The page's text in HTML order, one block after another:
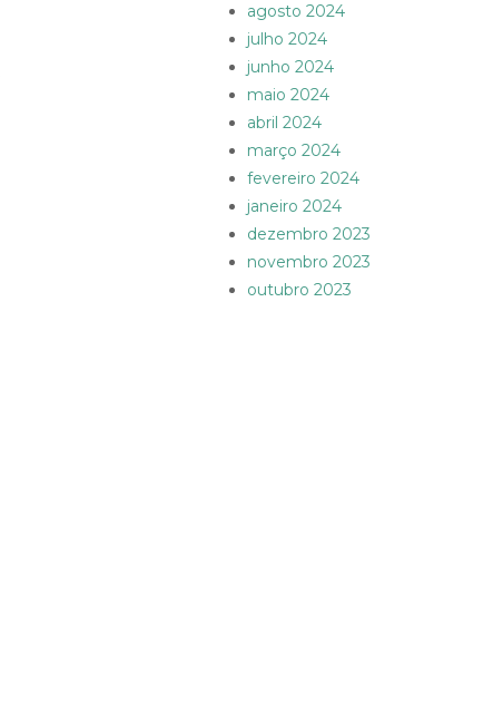
agosto 2024
julho 2024
junho 2024
maio 2024
abril 2024
março 2024
fevereiro 2024
janeiro 2024
dezembro 2023
novembro 2023
outubro 2023